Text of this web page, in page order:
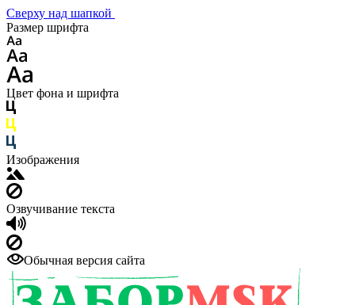
Сверху над шапкой
Размер шрифта
Цвет фона и шрифта
Изображения
Озвучивание текста
Обычная версия сайта